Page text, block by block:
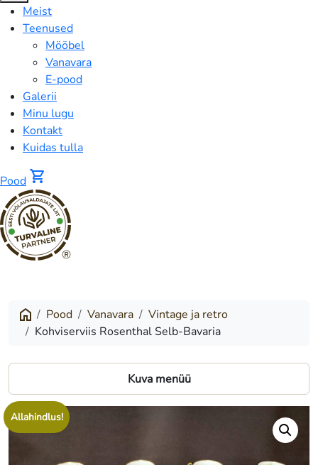
Meist
Teenused
Mööbel
Vanavara
E-pood
Galerii
Minu lugu
Kontakt
Kuidas tulla
Pood shopping_cart
®
Selb-
Bavaria
Pood Vanavara
Vintage ja retro
Kohviserviis Rosenthal Selb-Bavaria
Kuva menüü
Allahindlus!